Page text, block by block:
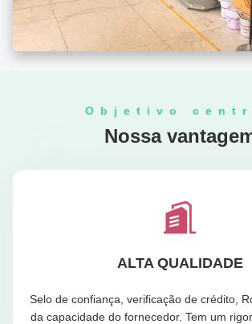
Objetivo
Nossa
ALTA QUALIDADE
Selo de confiança, verificação de crédito,
da capacidade do fornecedor. Tem um